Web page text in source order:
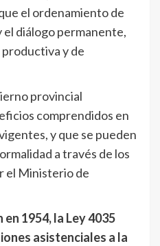
el ordenamiento de
el diálogo permanente,
y de
provincial
comprendidos en
y que se pueden
a través de los
el Ministerio de
1954, la Ley 4035
asistenciales a la